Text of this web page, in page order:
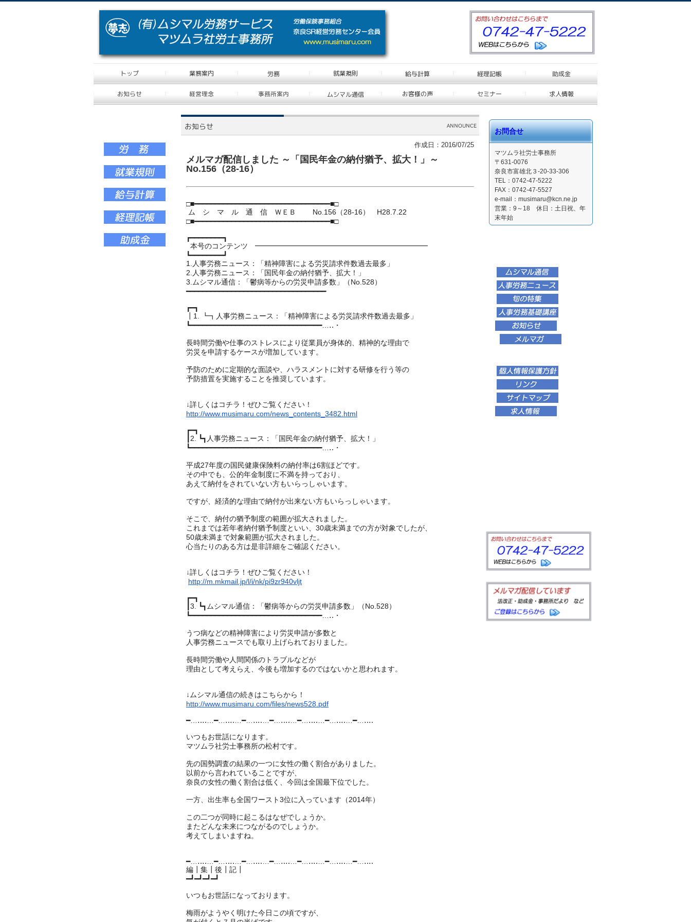
作成日：2016/07/25
メルマガ配信しました ～「国民年金の納付猶予、拡大！」～
No.156（28-16）
□■━━━━━━━━━━━━━━━━━━━━━━━━━━━━━━━━━■□
ム シ マ ル 通 信 ＷＥＢ No.156（28-16） H28.7.22
□■━━━━━━━━━━━━━━━━━━━━━━━━━━━━━━━━━■□
┏━━━━━━━━┓
本号のコンテンツ ━━━━━━━━━━━━━━━━━━━━━━━━
┗━━━━━━━━┛
1.人事労務ニュース：「精神障害による労災請求件数過去最多」
2.人事労務ニュース：「国民年金の納付猶予、拡大！」
3.ムシマル通信：「鬱病等からの労災申請多数」（No. 528）
━━━━━━━━━━━━━━━━━━━━━━━━━━━━━━━━━━
┏━┓
┃1. ┗┓人事労務ニュース：「精神障害による労災請求件数過去最多」
┗━━━━━━━━━━━━━━━━━━━━━━━━━━━━━━━━…‥・
長時間労働や仕事のストレスにより従業員が身体的、 精神的な理由で
労災を申請するケースが増加しています。
予防のために定期的な面談や、 ハラスメントに対する研修を行う等の
予防措置を実施することを推奨しています。
↓詳しくはコチラ！ぜひご覧ください！
http://www.musimaru.com/news_contents_3482.html
┏━┓
┃2. ┗┓人事労務ニュース：「国民年金の納付猶予、拡大！」
┗━━━━━━━━━━━━━━━━━━━━━━━━━━━━━━━━…‥・
平成27年度の国民健康保険料の納付率は6割ほどです。
その中でも、公的年金制度に不満を持っており、
あえて納付をされていない方もいらっしゃいます。
ですが、経済的な理由で納付が出来ない方もいらっしゃいます。
そこで、納付の猶予制度の範囲が拡大されました。
これまでは若年者納付猶予制度といい、 30歳未満までの方が対象でしたが、
50歳未満まで対象範囲が拡大されました。
心当たりのある方は是非詳細をご確認ください。
↓詳しくはコチラ！ぜひご覧ください！
http://m.mkmail.jp/l/i/nk/pi9zr940vljt
┏━┓
┃3. ┗┓ムシマル通信：「鬱病等からの労災申請多数」（No. 528）
┗━━━━━━━━━━━━━━━━━━━━━━━━━━━━━━━━…‥・
うつ病などの精神障害により労災申請が多数と
人事労務ニュースでも取り上げられておりました。
長時間労働や人間関係のトラブルなどが
理由として考えらえ、今後も増加するのではないかと思われます。
↓ムシマル通信の続きはこちらから！
http://www.musimaru.com/files/news528.pdf
━…‥‥…━…‥‥…━…‥‥…━…‥‥…━…‥‥…━…‥‥…━…‥‥
いつもお世話になります。
マツムラ社労士事務所の松村です。
先の国勢調査の結果の一つに女性の働く割合がありました。
以前から言われていることですが、
奈良の女性の働く割合は低く、今回は全国最下位でした。
一方、出生率も全国ワースト3位に入っています（2014年）
この二つが同時に起こるはなぜでしょうか。
またどんな未来につながるのでしょうか。
考えてしまいますね。
━…‥‥…━…‥‥…━…‥‥…━…‥‥…━…‥‥…━…‥‥…━…‥‥
編┃集┃後┃記┃
━┛━┛━┛━┛
いつもお世話になっております。
梅雨がようやく明けた今日この頃ですが、
お問合せ
マツムラ社労士事務所
〒631-0076
奈良市富雄北３-20-33-306
TEL：0742-47-5222
FAX：0742-47-5527
e-mail：musimaru@kcn.ne.jp
営業：9～18 休日：土日祝、年
末年始